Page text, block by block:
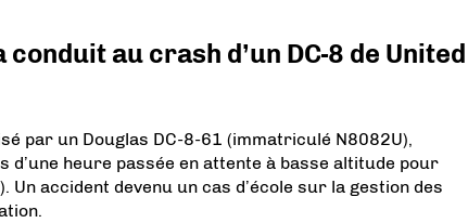
au crash d’un DC-8 de United
par un Douglas DC-8-61 (immatriculé N8082U),
d’une heure passée en attente à basse altitude pour
accident devenu un cas d’école sur la gestion des